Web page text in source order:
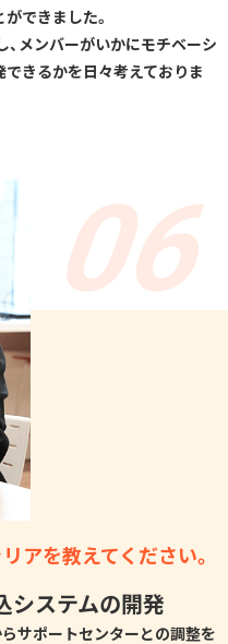
できました。
メンバーがいかにモチベーシ
きるかを日々考えておりま
アを教えてください。
システムの開発
サポートセンターとの調整を